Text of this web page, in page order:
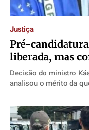
Justiça
Pré-
liberada, mas
Decisão do ministro
analisou o mérito da